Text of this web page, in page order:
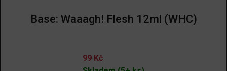
Base: Waaagh! Flesh 12ml (WHC)
99 Kč